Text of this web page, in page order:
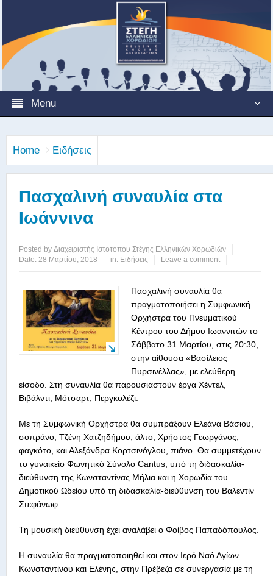
Menu
Home Ειδήσεις
Πασχαλινή συναυλία στα
Ιωάννινα
Posted by Διαχειριστής Ιστοτόπου Στέγης Ελληνικών Χορωδιών
Date: 28 Μαρτίου, 2018 in: Ειδήσεις Leave a comment
Πασχαλινή συναυλία θα
πραγματοποιήσει η Συμφωνική
Ορχήστρα του Πνευματικού
Κέντρου του Δήμου Ιωαννιτών το
Σάββατο 31 Μαρτίου, στις 20:30,
στην αίθουσα «Βασίλειος
Πυρσινέλλας», με ελεύθερη
είσοδο. Στη συναυλία θα παρουσιαστούν έργα Χέντελ,
Βιβάλντι, Μότσαρτ, Περγκολέζι.
Με τη Συμφωνική Ορχήστρα θα συμπράξουν Ελεάνα Βάσιου,
σοπράνο, Τζένη Χατζηδήμου, άλτο, Χρήστος Γεωργάνος,
φαγκότο, και Αλεξάνδρα Κορτσινόγλου, πιάνο. Θα συμμετέχουν
το γυναικείο Φωνητικό Σύνολο Cantus, υπό τη διδασκαλία-
διεύθυνση της Κωνσταντίνας Μήλια και η Χορωδία του
Δημοτικού Ωδείου υπό τη διδασκαλία-διεύθυνση του Βαλεντίν
Στεφάνωφ.
Τη μουσική διεύθυνση έχει αναλάβει ο Φοίβος Παπαδόπουλος.
Η συναυλία θα πραγματοποιηθεί και στον Ιερό Ναό Αγίων
Κωνσταντίνου και Ελένης, στην Πρέβεζα σε συνεργασία με τη